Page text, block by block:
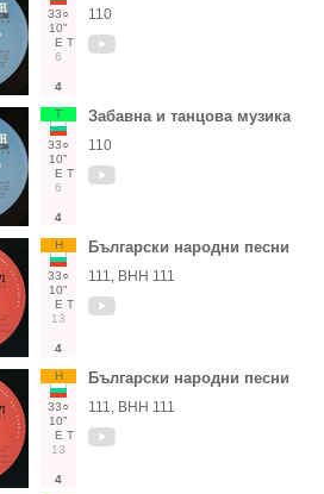
33○
10"
Е Т
6
4
110
Т
33○
10"
Е Т
6
4
Забавна и танцова музика
110
Н
33○
10"
Е Т
13
4
Български народни песни
111, ВНН 111
Н
33○
10"
Е Т
13
4
Български народни песни
111, ВНН 111